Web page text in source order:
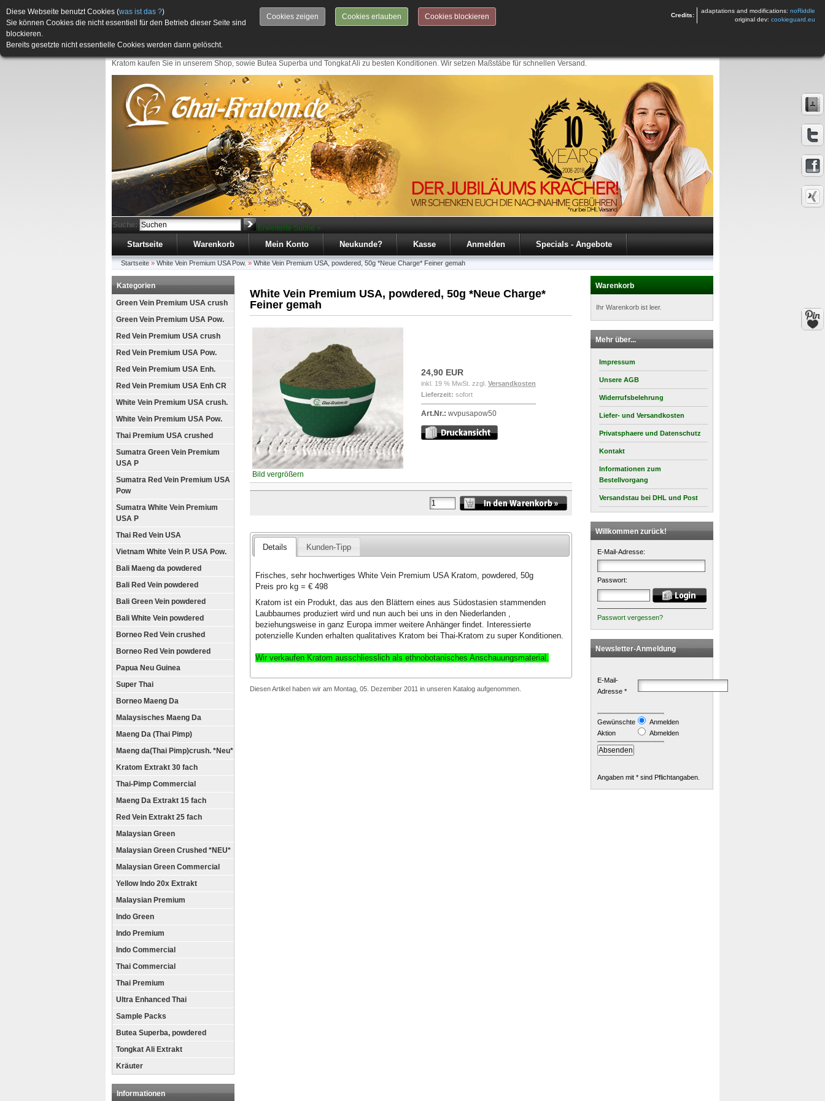
Credits:
adaptations and modifications: noRiddle
original dev: cookieguard.eu
Diese Webseite benutzt Cookies (was ist das ?)
Sie können Cookies die nicht essentiell für den Betrieb dieser Seite sind
blockieren.
Bereits gesetzte nicht essentielle Cookies werden dann gelöscht.
Cookies zeigen Cookies erlauben Cookies blockieren
Kratom kaufen Sie in unserem Shop, sowie Butea Superba und Tongkat Ali zu besten Konditionen. Wir setzen Maßstäbe für schnellen Versand.
Suche: Erweiterte Suche »
Startseite Warenkorb Mein Konto Neukunde? Kasse Anmelden Specials - Angebote
Startseite » White Vein Premium USA Pow. » White Vein Premium USA, powdered, 50g *Neue Charge* Feiner gemah
Kategorien
Green Vein Premium USA crush
Green Vein Premium USA Pow.
Red Vein Premium USA crush
Red Vein Premium USA Pow.
Red Vein Premium USA Enh.
Red Vein Premium USA Enh CR
White Vein Premium USA crush.
White Vein Premium USA Pow.
Thai Premium USA crushed
Sumatra Green Vein Premium
USA P
Sumatra Red Vein Premium USA
Pow
Sumatra White Vein Premium
USA P
Thai Red Vein USA
Vietnam White Vein P. USA Pow.
Bali Maeng da powdered
Bali Red Vein powdered
Bali Green Vein powdered
Bali White Vein powdered
Borneo Red Vein crushed
Borneo Red Vein powdered
Papua Neu Guinea
Super Thai
Borneo Maeng Da
Malaysisches Maeng Da
Maeng Da (Thai Pimp)
Maeng da(Thai Pimp)crush. *Neu*
Kratom Extrakt 30 fach
Thai-Pimp Commercial
Maeng Da Extrakt 15 fach
Red Vein Extrakt 25 fach
Malaysian Green
Malaysian Green Crushed *NEU*
Malaysian Green Commercial
Yellow Indo 20x Extrakt
Malaysian Premium
Indo Green
Indo Premium
Indo Commercial
Thai Commercial
Thai Premium
Ultra Enhanced Thai
Sample Packs
Butea Superba, powdered
Tongkat Ali Extrakt
Kräuter
Informationen
White Vein Premium USA, powdered, 50g *Neue Charge*
Feiner gemah
Bild vergrößern
24,90 EUR
inkl. 19 % MwSt. zzgl. Versandkosten
Lieferzeit: sofort
Art.Nr.: wvpusapow50
Details Kunden-Tipp
Frisches, sehr hochwertiges White Vein Premium USA Kratom, powdered, 50g
Preis pro kg = € 498
Kratom ist ein Produkt, das aus den Blättern eines aus Südostasien stammenden
Laubbaumes produziert wird und nun auch bei uns in den Niederlanden ,
beziehungsweise in ganz Europa immer weitere Anhänger findet. Interessierte
potenzielle Kunden erhalten qualitatives Kratom bei Thai-Kratom zu super Konditionen.
Wir verkaufen Kratom ausschliesslich als ethnobotanisches Anschauungsmaterial
Diesen Artikel haben wir am Montag, 05. Dezember 2011 in unseren Katalog aufgenommen.
Warenkorb
Ihr Warenkorb ist leer.
Mehr über...
Impressum
Unsere AGB
Widerrufsbelehrung
Liefer- und Versandkosten
Privatsphaere und Datenschutz
Kontakt
Informationen zum
Bestellvorgang
Versandstau bei DHL und Post
Willkommen zurück!
E-Mail-Adresse:
Passwort:
Passwort vergessen?
Newsletter-Anmeldung
E-Mail-
Adresse *
Gewünschte
Aktion
Anmelden
Abmelden
Angaben mit * sind Pflichtangaben.